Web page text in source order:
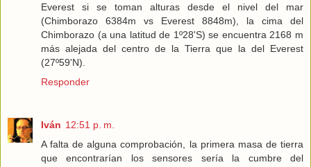
Everest si se toman alturas desde el nivel del mar
(Chimborazo 6384m vs Everest 8848m), la cima del
Chimborazo (a una latitud de 1º28'S) se encuentra 2168 m
más alejada del centro de la Tierra que la del Everest
(27º59'N).
Responder
Iván 12:51 p. m.
A falta de alguna comprobación, la primera masa de tierra
que encontrarían los sensores sería la cumbre del